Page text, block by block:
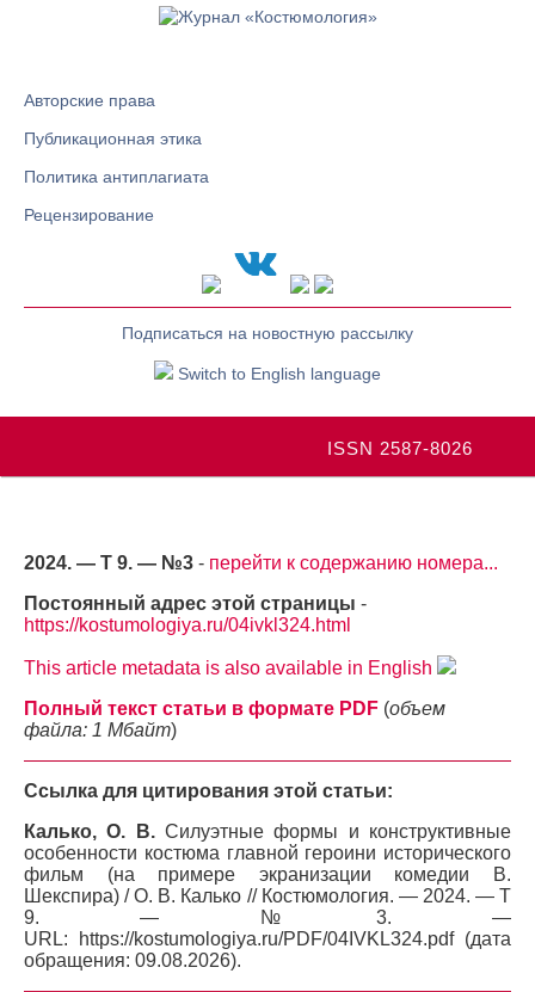
Авторские права
Публикационная этика
Политика антиплагиата
Рецензирование
Подписаться на новостную рассылку
Switch to English language
ISSN 2587-8026
2024. — Т 9. — №3 - перейти к содержанию номера...
Постоянный адрес этой страницы -
https://kostumologiya.ru/04ivkl324.html
This article metadata is also available in English
Полный текст статьи в формате PDF (объем
файла: 1 Мбайт)
Ссылка для цитирования этой статьи:
Калько, О. В.Силуэтные формы и конструктивные
особенности костюма главной героини исторического
фильм (на примере экранизации комедии В.
Шекспира) / О. В. Калько // Костюмология. — 2024. — Т
9. — №3. —
URL: https://kostumologiya.ru/PDF/04IVKL324.pdf (дата
обращения: 09.08.2026).